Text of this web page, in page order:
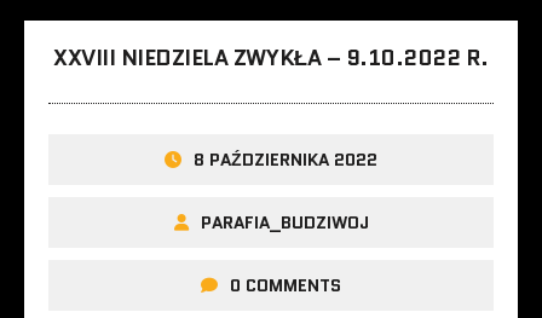
XXVIII NIEDZIELA ZWYKŁA – 9.10.2022 R.
8 PAŹDZIERNIKA 2022
PARAFIA_BUDZIWOJ
0 COMMENTS